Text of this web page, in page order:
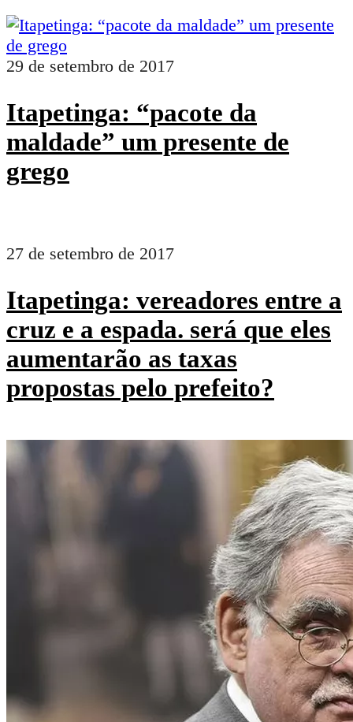
29 de setembro de 2017
Itapetinga: “pacote da
maldade” um presente de
grego
27 de setembro de 2017
Itapetinga: vereadores entre a
cruz e a espada. será que eles
aumentarão as taxas
propostas pelo prefeito?